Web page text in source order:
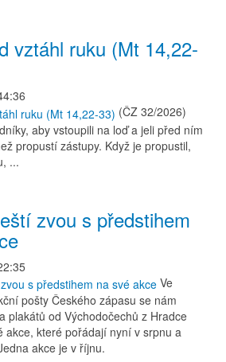
vztáhl ruku (Mt 14,22-
(ČZ 32/2026)
aby vstoupili na loď a jeli před ním
propustí zástupy. Když je propustil,
...
zvou s předstihem
Ve
pošty Českého zápasu se nám
plakátů od Východočechů z Hradce
akce, které pořádají nyní v srpnu a
akce je v říjnu.